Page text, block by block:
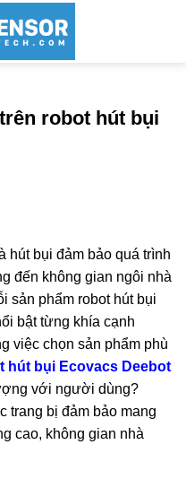
robot hút bụi
hút bụi đảm bảo quá trình
đến không gian ngôi nhà
sản phẩm robot hút bụi
bật từng khía cạnh
việc chọn sản phẩm phù
hút bụi Ecovacs Deebot
với người dùng?
trang bị đảm bảo mang
cao, không gian nhà